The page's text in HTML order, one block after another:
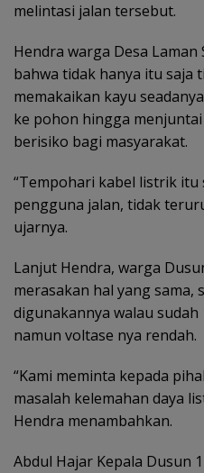
melintasi jalan tersebut.
Hendra warga Desa
bahwa tidak hanya itu saja
memakaikan kayu
ke pohon hingga
berisiko bagi masyarakat.
“Tempohari kabel listrik
pengguna jalan, tidak
ujarnya.
Lanjut Hendra, warga
merasakan hal yang
digunakannya walau
namun voltase nya rendah.
“Kami meminta kepada
masalah kelemahan daya
Hendra menambahkan.
Abdul Hajar Kepala Dusun